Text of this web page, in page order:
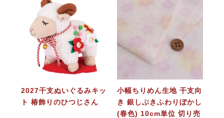
2027干支ぬいぐるみキッ
ト 椿飾りのひつじさん
小幅ちりめん生地 干支向
き 銀しぶきふわりぼかし
(春色) 10cm単位 切り売